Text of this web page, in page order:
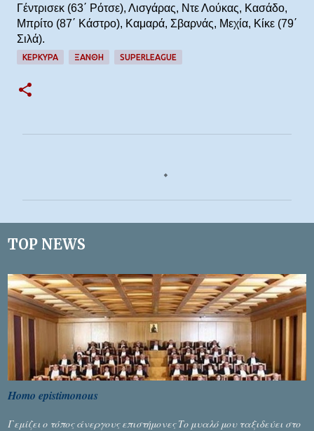
Γέντρισεκ (63΄ Ρότσε), Λισγάρας, Ντε Λούκας, Κασάδο,
Μπρίτο (87΄ Κάστρο), Καμαρά, Σβαρνάς, Μεχία, Κίκε (79΄
Σιλά).
ΚΕΡΚΥΡΑ ΞΑΝΘΗ SUPERLEAGUE
α
TOP NEWS
Homo epistimonous
Γεμίζει ο τόπος άνεργους επιστήμονες Το μυαλό μου ταξιδεύει στο